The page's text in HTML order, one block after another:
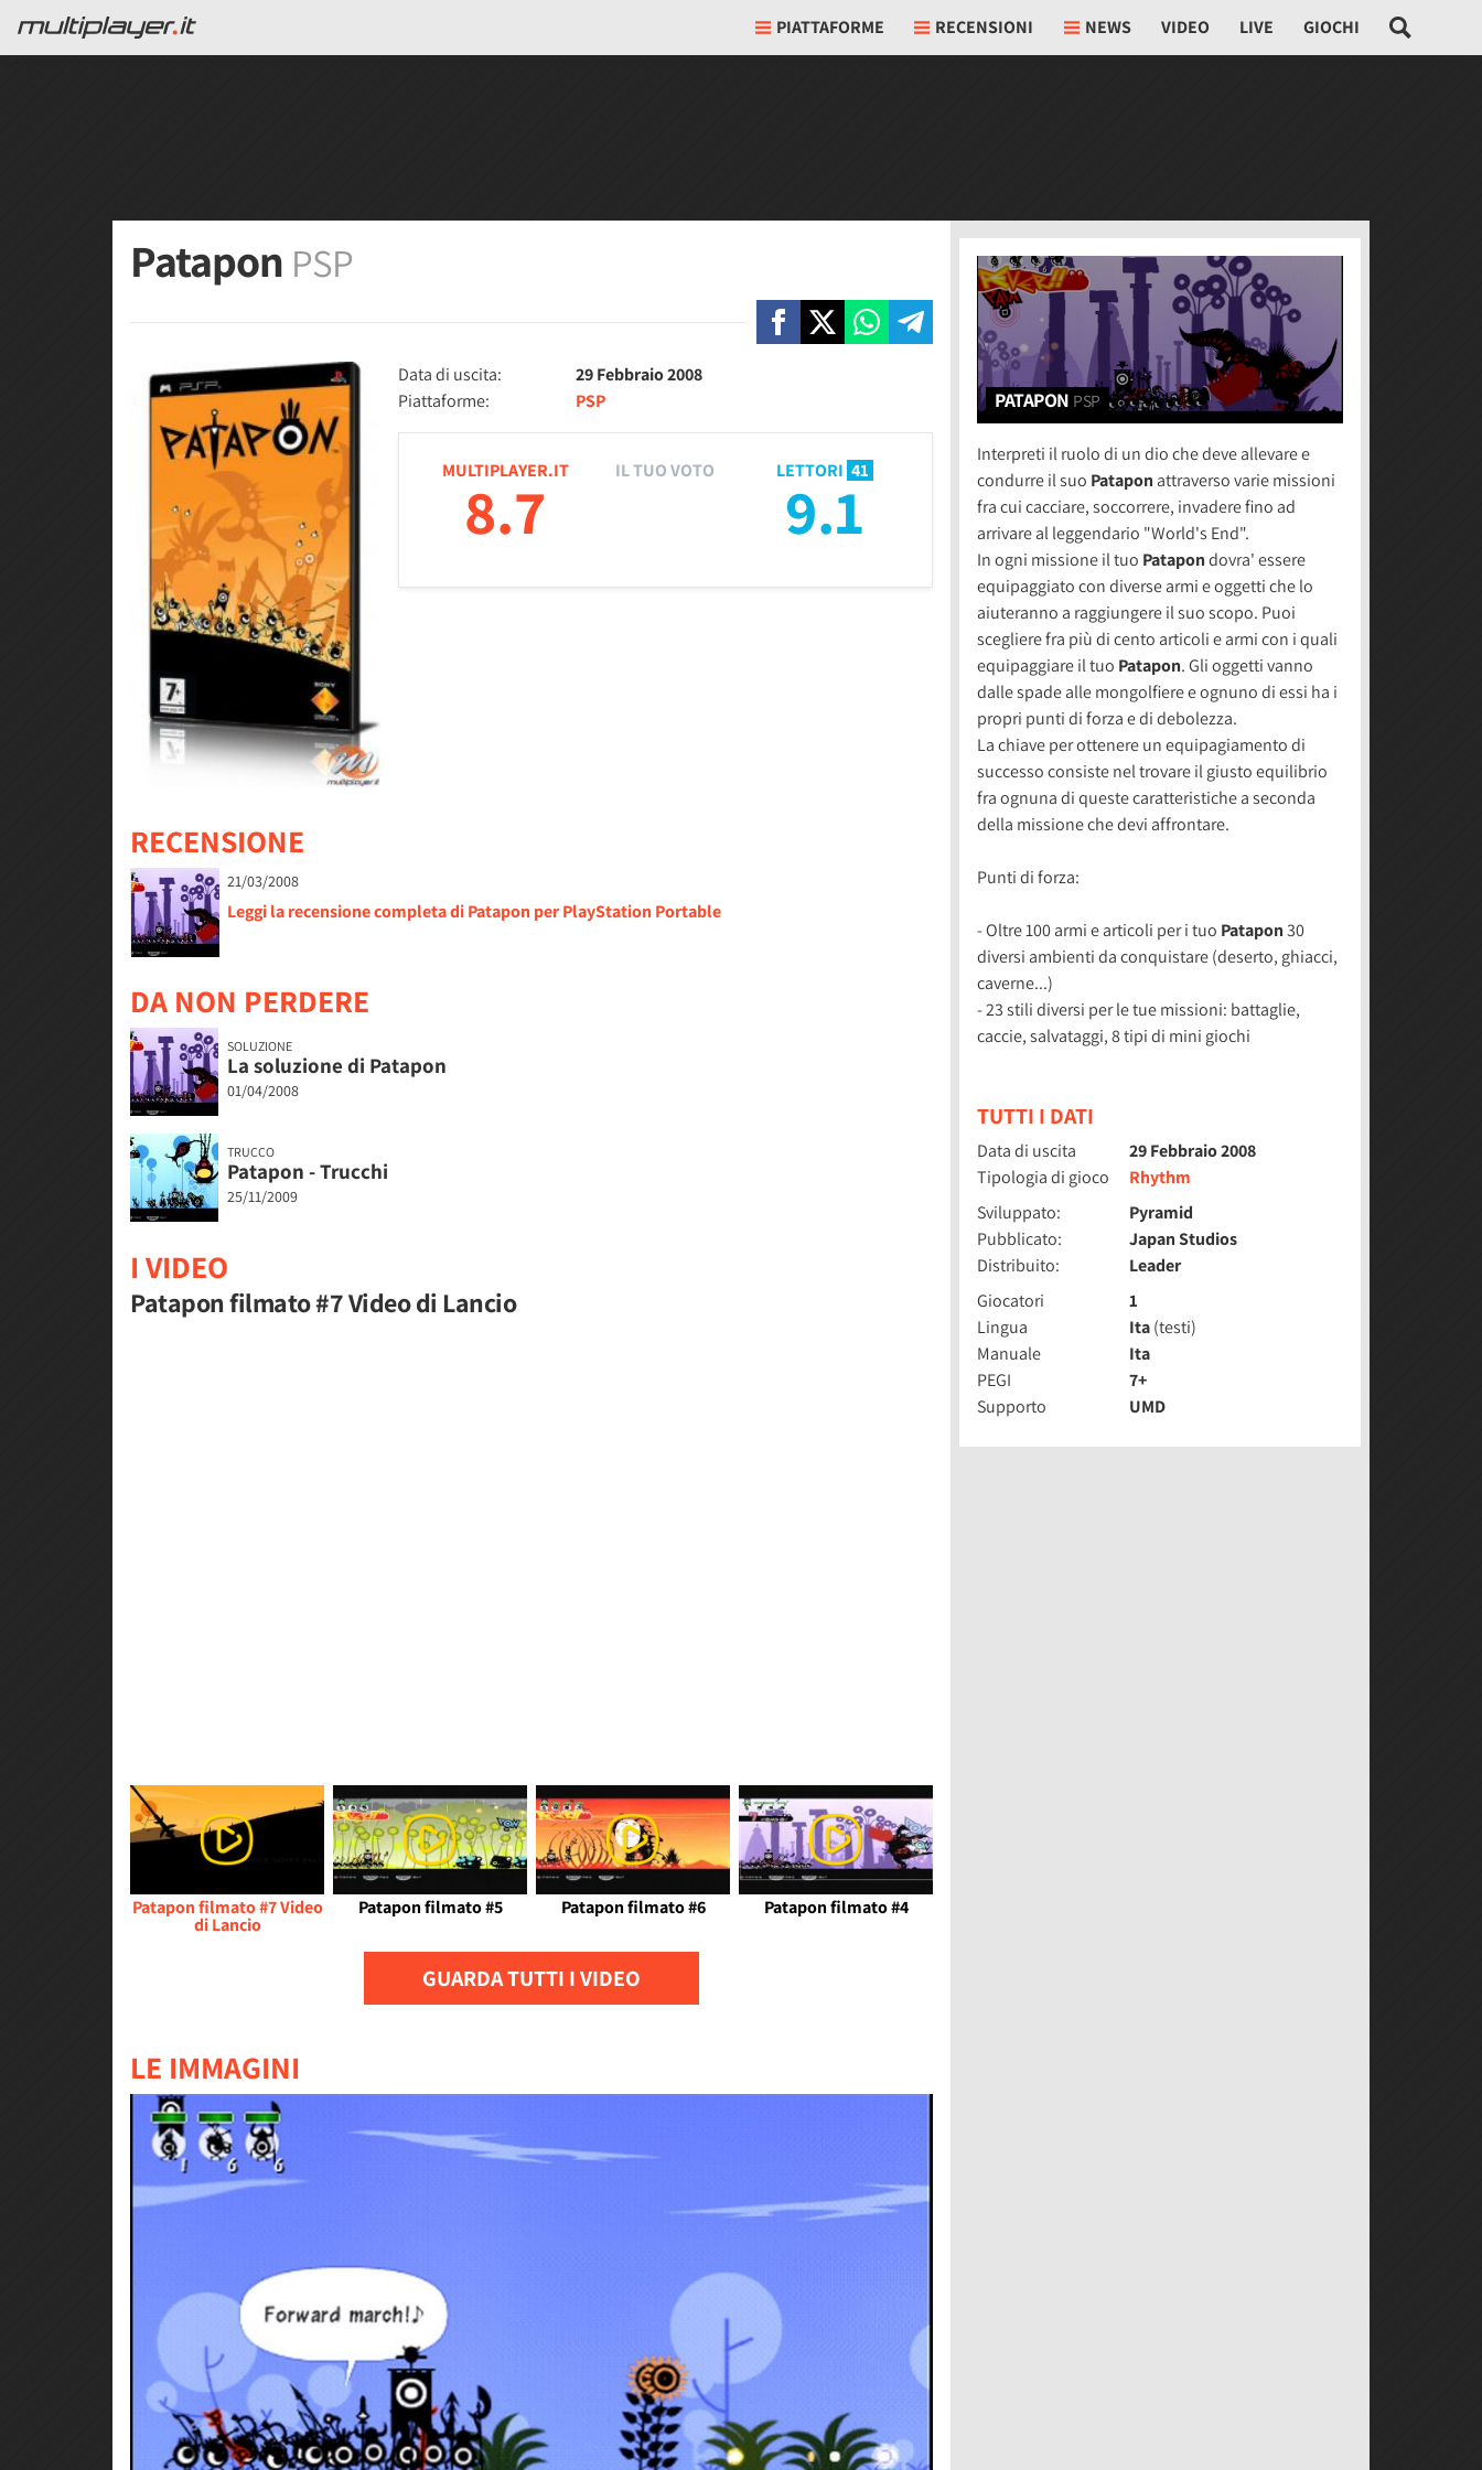
PIATTAFORME RECENSIONI NEWS VIDEO LIVE GIOCHI
Patapon PSP
Data di uscita:
29 Febbraio 2008
Piattaforme:
PSP
MULTIPLAYER.IT
8.7
LETTORI 41
9.1
IL TUO VOTO
RECENSIONE
21/03/2008
Leggi la recensione completa di Patapon per PlayStation Portable
DA NON PERDERE
SOLUZIONE
La soluzione di Patapon
01/04/2008
TRUCCO
Patapon - Trucchi
25/11/2009
I VIDEO
Patapon filmato #7 Video di Lancio
Patapon filmato #7 Video
di Lancio
Patapon filmato #5 Patapon filmato #6 Patapon filmato #4
GUARDA TUTTI I VIDEO
LE IMMAGINI
PATAPON PSP
Interpreti il ruolo di un dio che deve allevare e
condurre il suo Patapon attraverso varie missioni
fra cui cacciare, soccorrere, invadere fino ad
arrivare al leggendario "World's End".
In ogni missione il tuo Patapondovra' essere
equipaggiato con diverse armi e oggetti che lo
aiuteranno a raggiungere il suo scopo. Puoi
scegliere fra più di cento articoli e armi con i quali
equipaggiare il tuo Patapon. Gli oggetti vanno
dalle spade alle mongolfiere e ognuno di essi ha i
propri punti di forza e di debolezza.
La chiave per ottenere un equipagiamento di
successo consiste nel trovare il giusto equilibrio
fra ognuna di queste caratteristiche a seconda
della missione che devi affrontare.
Punti di forza:
- Oltre 100 armi e articoli per i tuo Patapon30
diversi ambienti da conquistare (deserto, ghiacci,
caverne...)
- 23 stili diversi per le tue missioni: battaglie,
caccie, salvataggi, 8 tipi di mini giochi
TUTTI I DATI
Data di uscita
29 Febbraio 2008
Tipologia di gioco
Rhythm
Sviluppato:
Pyramid
Pubblicato:
Japan Studios
Distribuito:
Leader
Giocatori
1
Lingua
Ita(testi)
Manuale
Ita
PEGI
7+
Supporto
UMD